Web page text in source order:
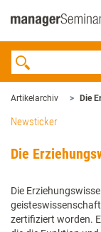
Artikelarchiv Die
Newsticker
Die
Die
zertifiziert worden.